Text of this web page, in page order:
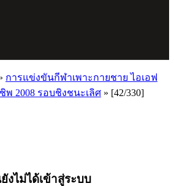
การแข่งขันกีฬาเพาะกายชาย ไอเอฟ
พ 2008 รอบชิงชนะเลิศ » [42/330]
งไม่ได้เข้าสู่ระบบ